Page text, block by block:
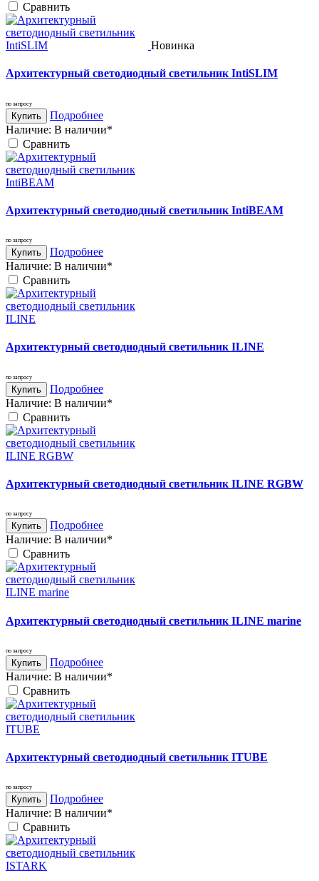
Cравнить
Новинка
Архитектурный светодиодный светильник IntiSLIM
по запросу
Купить
Подробнее
Наличие: В наличии*
Cравнить
Архитектурный светодиодный светильник IntiBEAM
по запросу
Купить
Подробнее
Наличие: В наличии*
Cравнить
Архитектурный светодиодный светильник ILINE
по запросу
Купить
Подробнее
Наличие: В наличии*
Cравнить
Архитектурный светодиодный светильник ILINE RGBW
по запросу
Купить
Подробнее
Наличие: В наличии*
Cравнить
Архитектурный светодиодный светильник ILINE marine
по запросу
Купить
Подробнее
Наличие: В наличии*
Cравнить
Архитектурный светодиодный светильник ITUBE
по запросу
Купить
Подробнее
Наличие: В наличии*
Cравнить